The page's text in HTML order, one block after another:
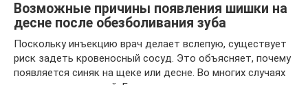
Возможные причины появления шишки на
десне после обезболивания зуба
Поскольку инъекцию врач делает вслепую, существует
риск задеть кровеносный сосуд. Это объясняет, почему
появляется синяк на щеке или десне. Во многих случаях